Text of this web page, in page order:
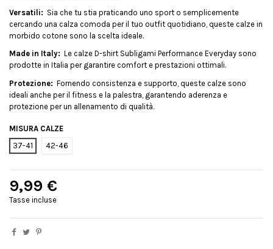
Versatili: Sia che tu stia praticando uno sport o semplicemente
cercando una calza comoda per il tuo outfit quotidiano, queste calze in
morbido cotone sono la scelta ideale.
Made in Italy: Le calze D-shirt Subligami Performance Everyday sono
prodotte in Italia per garantire comfort e prestazioni ottimali.
Protezione: Fornendo consistenza e supporto, queste calze sono
ideali anche per il fitness e la palestra, garantendo aderenza e
protezione per un allenamento di qualità.
MISURA CALZE
37-41
42-46
9,99 €
Tasse incluse